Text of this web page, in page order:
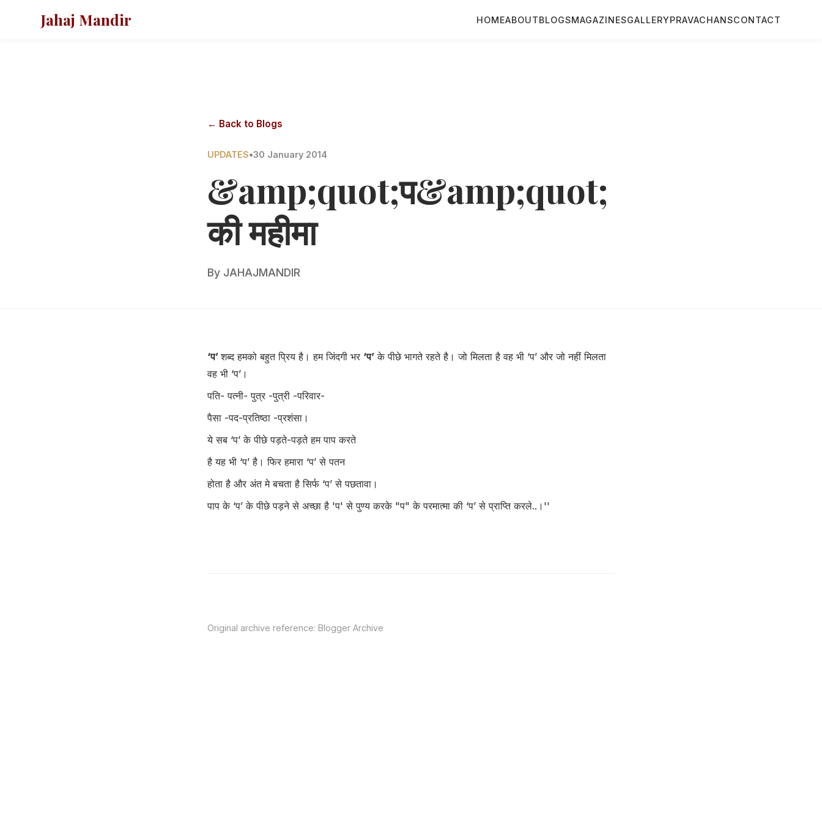
Jahaj Mandir HOMEABOUTBLOGSMAGAZINESGALLERYPRAVACHANSCONTACT
← Back to Blogs
UPDATES•30 January 2014
&amp;quot;प&amp;quot;
की महीमा
By JAHAJMANDIR
‘प’शब्द हमको बहुत प्रिय है। हम जिंदगी भर ‘प’ के पीछे भागते रहते है। जो मिलता है वह भी ‘प’ और जो नहीं मिलता
वह भी ‘प’।
पति- पत्नी- पुत्र -पुत्री -परिवार-
पैसा -पद-प्रतिष्ठा -प्रशंसा।
ये सब ‘प’ के पीछे पड़ते-पड़ते हम पाप करते
है यह भी ‘प’ है। फिर हमारा ‘प’ से पतन
होता है और अंत मे बचता है सिर्फ ‘प’ से पछतावा।
पाप के ‘प’ के पीछे पड़ने से अच्छा है 'प' से पुण्य करके "प" के परमात्मा की ‘प’ से प्राप्ति करले..।''
Original archive reference:Blogger Archive